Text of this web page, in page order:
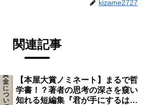
kizame2727
関連記事
【本屋大賞ノミネート】まるで哲
学書！？著者の思考の深さを窺い
知れる短編集『君が手にするはず